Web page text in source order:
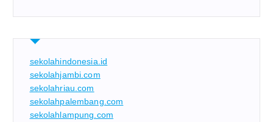
sekolahindonesia.id
sekolahjambi.com
sekolahriau.com
sekolahpalembang.com
sekolahlampung.com